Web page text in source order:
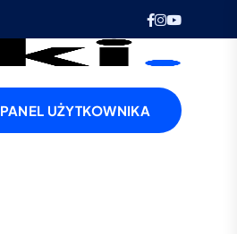
PANEL UŻYTKOWNIKA